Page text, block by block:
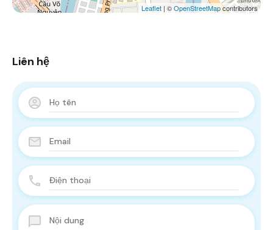
Leaflet | ©OpenStreetMapcontributors
Liên hệ